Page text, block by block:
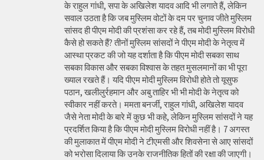
के राहुल गांधी, सपा के अखिलेश यादव आदि भी लगाते हैं, लेकिन
सवाल उठता है कि जब मुस्लिम वोटों के दम पर चुनाव जीते मुस्लिम
सांसद ही पीएम मोदी की प्रशंसा कर रहे हैं, तब मोदी मुस्लिम विरोधी
कैसे हो सकते हैं? तीनों मुस्लिम सांसदों ने पीएम मोदी के नेतृत्व में
आस्था प्रकट की जो यह दर्शाता है कि पीएम मोदी सबका साथ
सबका विकास और सबका विश्वास के तहत मुसलमानों का भी पूरा
ख्याल रखते हैं। यदि पीएम मोदी मुस्लिम विरोधी होते तो यूसुफ
पठान, खलीलुर्रहमान और अबु ताहिर भी भी मोदी के नेतृत्व को
स्वीकार नहीं करते। ममता बनर्जी, राहुल गांधी, अखिलेश यादव
जैसे नेता मोदी के बारे में कुछ भी कहे, लेकिन मुस्लिम सांसदों ने यह
प्रदर्शित किया है कि पीएम मोदी मुस्लिम विरोधी नहीं है। 7 अगस्त
की मुलाकात में पीएम मोदी ने टीएमसी और शिवसेना से आए सांसदों
को भरोसा दिलाया कि उनके राजनीतिक हितों की रक्षा की जाएगी।